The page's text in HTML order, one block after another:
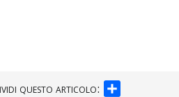
questo articolo: